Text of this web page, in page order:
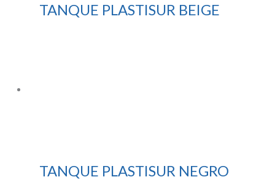
TANQUE PLASTISUR BEIGE
TANQUE PLASTISUR NEGRO